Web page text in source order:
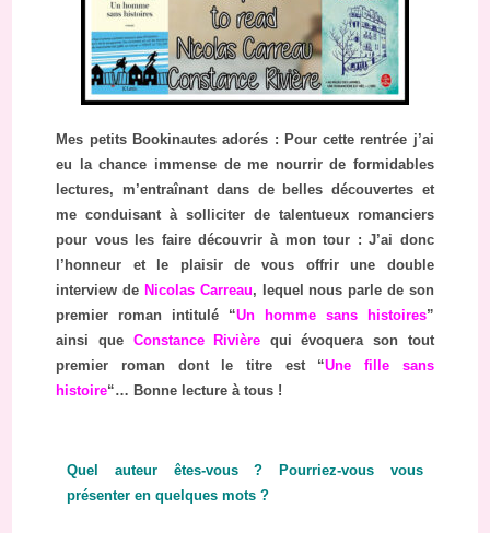
Mes petits Bookinautes adorés : Pour cette rentrée j’ai
eu la chance immense de me nourrir de formidables
lectures, m’entraînant dans de belles découvertes et
me conduisant à solliciter de talentueux romanciers
pour vous les faire découvrir à mon tour : J’ai donc
l’honneur et le plaisir de vous offrir une double
interview de Nicolas Carreau, lequel nous parle de son
premier roman intitulé “Un homme sans histoires”
ainsi que Constance Rivière qui évoquera son tout
premier roman dont le titre est “Une fille sans
histoire“… Bonne lecture à tous !
Quel auteur êtes-vous ? Pourriez-vous vous
présenter en quelques mots ?